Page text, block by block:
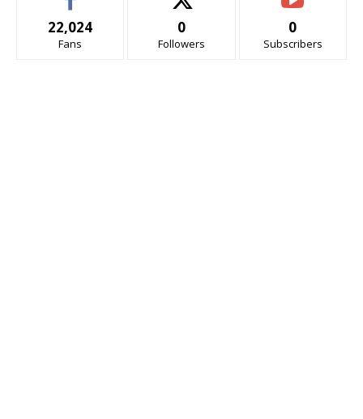
22,024
Fans
0
Followers
0
Subscribers